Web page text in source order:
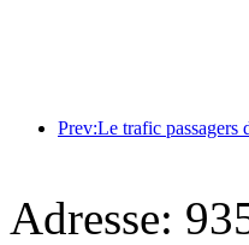
Adresse: